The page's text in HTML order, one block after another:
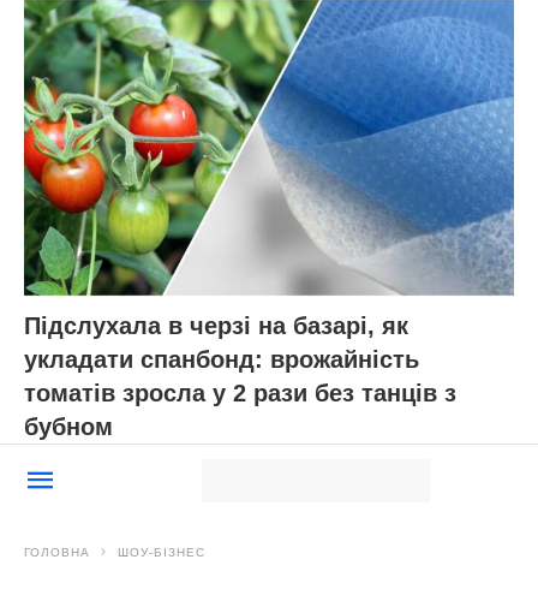
Підслухала в черзі на базарі, як
укладати спанбонд: врожайність
томатів зросла у 2 рази без танців з
бубном